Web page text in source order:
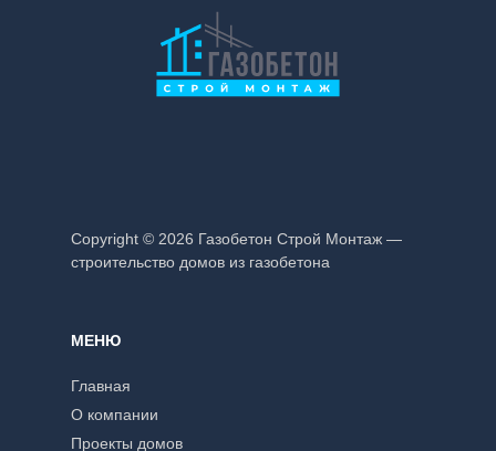
Copyright © 2026 Газобетон Строй Монтаж —
строительство домов из газобетона
МЕНЮ
Главная
О компании
Проекты домов